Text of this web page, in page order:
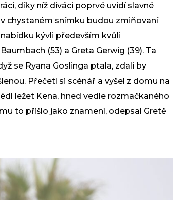
díky níž diváci poprvé uvidí slavné
chystaném snímku budou zmiňovaní
kývli především kvůli
(53) a Greta Gerwig (39). Ta
se Ryana Goslinga ptala, zdali by
Přečetl si scénář a vyšel z domu na
ležet Kena, hned vedle rozmačkaného
to přišlo jako znamení, odepsal Gretě